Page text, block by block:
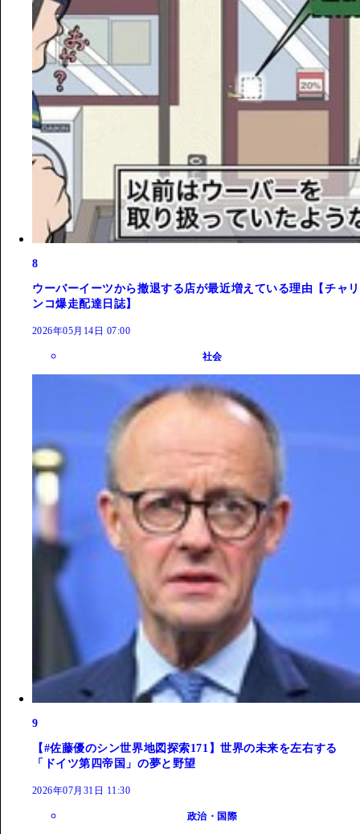
8
ウーバーイーツから撤退する店が最近増えている理由【チャリ
ンコ爆走配達日誌】
2026年05月14日 07:00
社会
9
【#佐藤優のシン世界地図探索171】世界の未来を左右する
「ドイツ第四帝国」の夢と野望
2026年07月31日 11:30
政治・国際